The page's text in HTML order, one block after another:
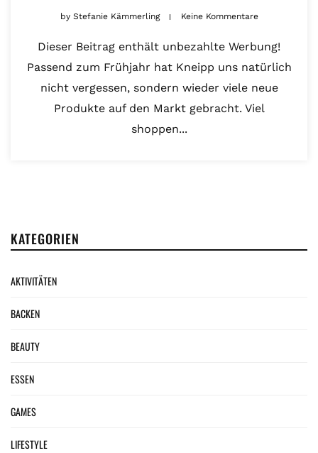
byStefanie Kämmerling Keine Kommentare
Dieser Beitrag enthält unbezahlte Werbung!
Passend zum Frühjahr hat Kneipp uns natürlich
nicht vergessen, sondern wieder viele neue
Produkte auf den Markt gebracht. Viel
shoppen...
KATEGORIEN
AKTIVITÄTEN
BACKEN
BEAUTY
ESSEN
GAMES
LIFESTYLE